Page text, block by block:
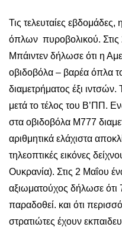
Τις τελευταίες
όπλων πυροβολικού.
Μπάιντεν δήλωσε ότι η
οβιδοβόλα – βαρέα όπλα
διαμετρήματος έξι
μετά το τέλος του Β’ΠΠ.
στα οβιδοβόλα Μ777
αριθμητικά ελάχιστα
τηλεοπτικές εικόνες
Ουκρανία). Στις 2 Μαΐου
αξιωματούχος δήλωσε ότι
παραδοθεί. και ότι
στρατιώτες έχουν